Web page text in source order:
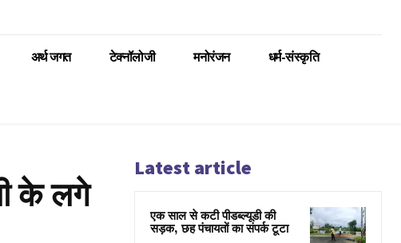
अर्थ जगत टेक्नॉलोजी मनोरंजन धर्म-संस्कृति
के लगे
Latest article
एक साल से कटी पीडब्ल्यूडी की
सड़क, छह पंचायतों का संपर्क टूटा